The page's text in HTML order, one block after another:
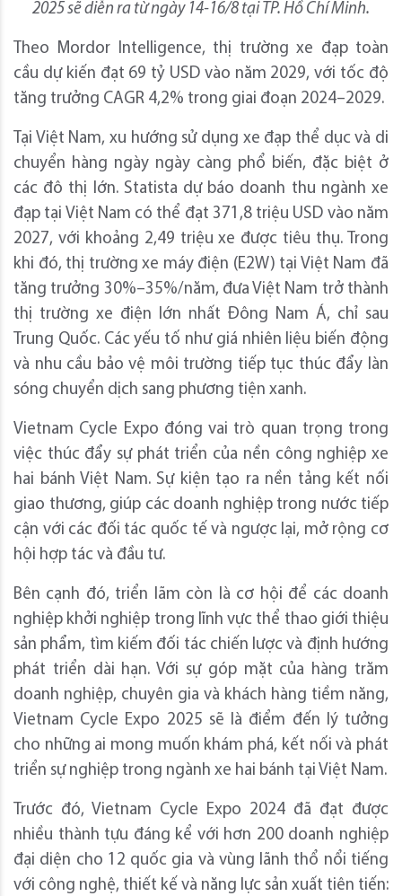
2025 sẽ diễn ra từ ngày 14-16/8 tại TP. Hồ Chí Minh.
Theo Mordor Intelligence, thị trường xe đạp toàn
cầu dự kiến đạt 69 tỷ USD vào năm 2029, với tốc độ
tăng trưởng CAGR 4,2% trong giai đoạn 2024–2029.
Tại Việt Nam, xu hướng sử dụng xe đạp thể dục và di
chuyển hàng ngày ngày càng phổ biến, đặc biệt ở
các đô thị lớn. Statista dự báo doanh thu ngành xe
đạp tại Việt Nam có thể đạt 371,8 triệu USD vào năm
2027, với khoảng 2,49 triệu xe được tiêu thụ. Trong
khi đó, thị trường xe máy điện (E2W) tại Việt Nam đã
tăng trưởng 30%–35%/năm, đưa Việt Nam trở thành
thị trường xe điện lớn nhất Đông Nam Á, chỉ sau
Trung Quốc. Các yếu tố như giá nhiên liệu biến động
và nhu cầu bảo vệ môi trường tiếp tục thúc đẩy làn
sóng chuyển dịch sang phương tiện xanh.
Vietnam Cycle Expo đóng vai trò quan trọng trong
việc thúc đẩy sự phát triển của nền công nghiệp xe
hai bánh Việt Nam. Sự kiện tạo ra nền tảng kết nối
giao thương, giúp các doanh nghiệp trong nước tiếp
cận với các đối tác quốc tế và ngược lại, mở rộng cơ
hội hợp tác và đầu tư.
Bên cạnh đó, triển lãm còn là cơ hội để các doanh
nghiệp khởi nghiệp trong lĩnh vực thể thao giới thiệu
sản phẩm, tìm kiếm đối tác chiến lược và định hướng
phát triển dài hạn. Với sự góp mặt của hàng trăm
doanh nghiệp, chuyên gia và khách hàng tiềm năng,
Vietnam Cycle Expo 2025 sẽ là điểm đến lý tưởng
cho những ai mong muốn khám phá, kết nối và phát
triển sự nghiệp trong ngành xe hai bánh tại Việt Nam.
Trước đó, Vietnam Cycle Expo 2024 đã đạt được
nhiều thành tựu đáng kể với hơn 200 doanh nghiệp
đại diện cho 12 quốc gia và vùng lãnh thổ nổi tiếng
với công nghệ, thiết kế và năng lực sản xuất tiên tiến: